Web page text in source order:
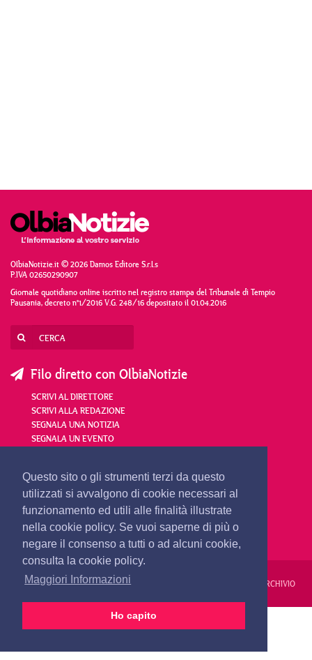
Questo sito o gli strumenti terzi da questo
utilizzati si avvalgono di cookie necessari al
funzionamento ed utili alle finalità illustrate
nella cookie policy. Se vuoi saperne di più o
negare il consenso a tutti o ad alcuni cookie,
consulta la cookie policy.
Maggiori Informazioni
Ho capito
OlbiaNotizie.it © 2026 Damos Editore S.r.l.s
P.IVA 02650290907
Giornale quotidiano online iscritto nel registro stampa del Tribunale di Tempio
Pausania, decreto n°1/2016 V.G. 248/16 depositato il 01.04.2016
Filo diretto con OlbiaNotizie
SCRIVI AL DIRETTORE
SCRIVI ALLA REDAZIONE
SEGNALA UNA NOTIZIA
SEGNALA UN EVENTO
redazione@olbianotizie.it
REDAZIONE PUBBLICITÀ PRIVACY E COOKIES ARCHIVIO
24 ORE VIDEO